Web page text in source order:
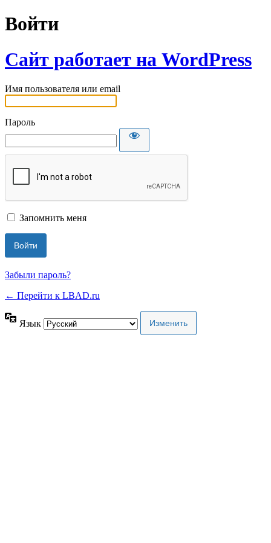
Войти
Сайт работает на WordPress
Имя пользователя или email
Пароль
Запомнить меня
Забыли пароль?
← Перейти к LBAD.ru
Язык